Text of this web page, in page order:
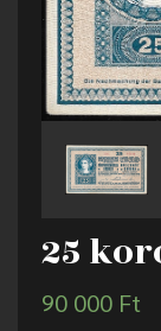
25
90 000 Ft